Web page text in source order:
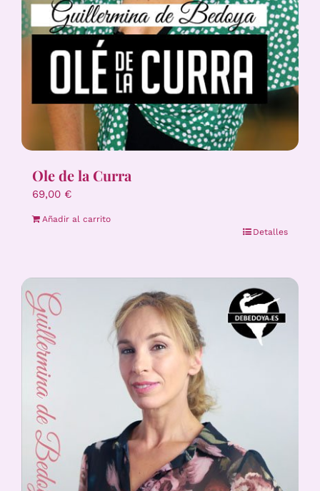
Ole de la Curra
69,00 €
Añadir al carrito
Detalles